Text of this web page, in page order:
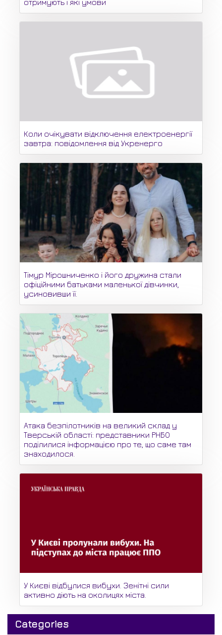
отримують і які умови
Коли очікувати відключення електроенергії
завтра: повідомлення від Укренерго
Тімур Мірошниченко і його дружина стали
офіційними батьками маленької дівчинки,
усиновивши її.
Атака безпілотників на великий склад у
Тверській області: представники РНБО
поділилися інформацією про те, що саме там
знаходилося.
У Києві відбулися вибухи. Зенітні сили
активно діють на околицях міста.
Categories